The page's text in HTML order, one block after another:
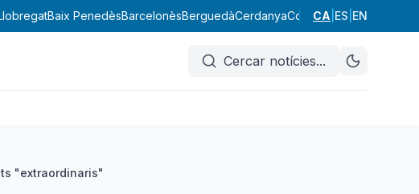
Baix PenedèsBarcelonèsBerguedàCerdanyaConca de Barberà
CA ES EN
Cercar notícies...
"extraordinaris"